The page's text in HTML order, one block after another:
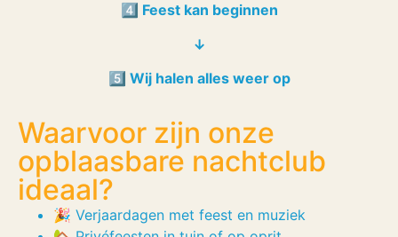
Waarvoor zijn onze
opblaasbare nachtclub
ideaal?
🎉 Verjaardagen met feest en muziek
4️⃣ Feest kan beginnen
↓
5️⃣ Wij halen alles weer op